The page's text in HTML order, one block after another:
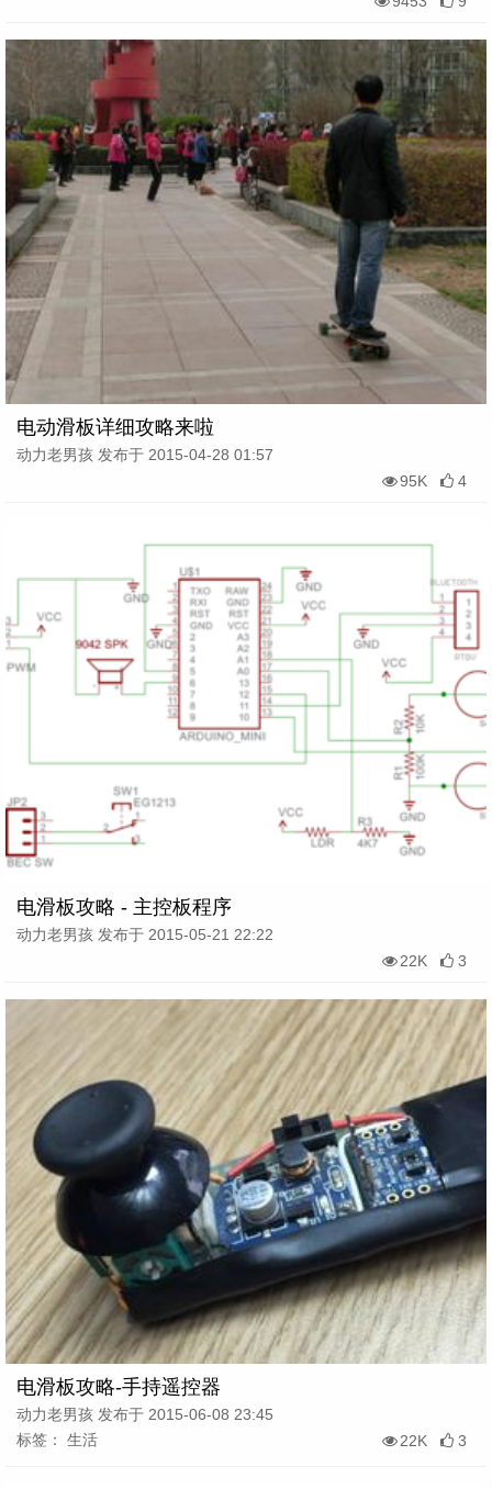
电动滑板详细攻略来啦
动力老男孩 发布于 2015-04-28 01:57
95K
4
电滑板攻略 - 主控板程序
动力老男孩 发布于 2015-05-21 22:22
22K
3
电滑板攻略-手持遥控器
动力老男孩 发布于 2015-06-08 23:45
标签： 生活
22K 3